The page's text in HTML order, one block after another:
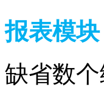
报表模块
缺省数